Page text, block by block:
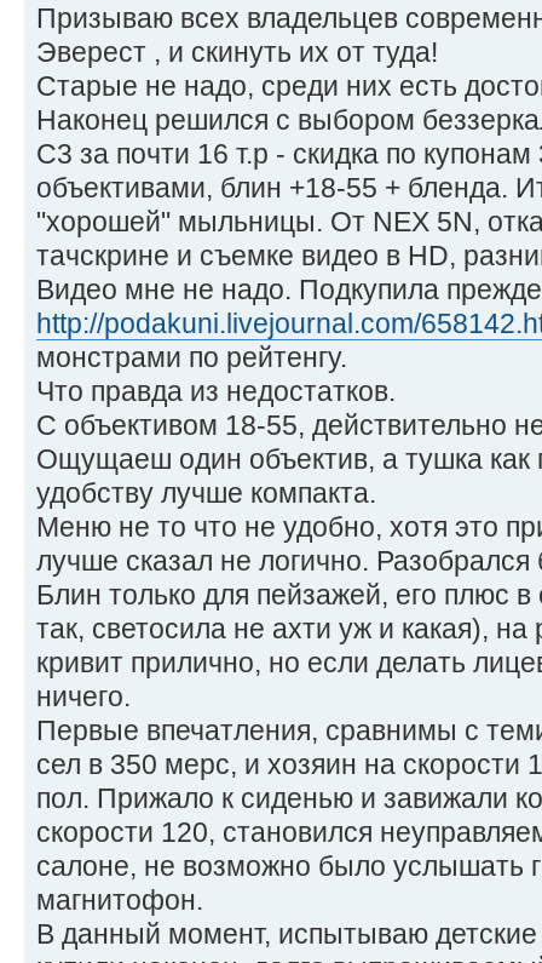
Призываю всех владельцев
Эверест , и скинуть их от туда!
Старые не надо, среди них есть
Наконец решился с выбором
C3 за почти 16 т.р - скидка по
объективами, блин +18-55 + бленда.
"хорошей" мыльницы. От NEX 5N,
тачскрине и съемке видео в HD,
Видео мне не надо. Подкупила прежде
http://podakuni.livejournal.com/
монстрами по рейтенгу.
Что правда из недостатков.
С объективом 18-55, действительно
Ощущаеш один объектив, а тушка как
удобству лучше компакта.
Меню не то что не удобно, хотя это
лучше сказал не логично. Разобрался
Блин только для пейзажей, его плюс
так, светосила не ахти уж и какая),
кривит прилично, но если делать
ничего.
Первые впечатления, сравнимы с
сел в 350 мерс, и хозяин на скорости
пол. Прижало к сиденью и завижали
скорости 120, становился
салоне, не возможно было услышать
магнитофон.
В данный момент, испытываю детские